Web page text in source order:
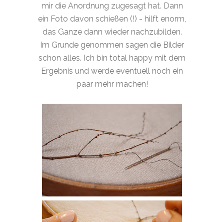
mir die Anordnung zugesagt hat. Dann
ein Foto davon schießen (!) - hilft enorm,
das Ganze dann wieder nachzubilden.
Im Grunde genommen sagen die Bilder
schon alles. Ich bin total happy mit dem
Ergebnis und werde eventuell noch ein
paar mehr machen!